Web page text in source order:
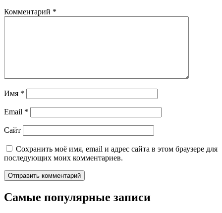
Комментарий *
Имя *
Email *
Сайт
Сохранить моё имя, email и адрес сайта в этом браузере для
последующих моих комментариев.
Самые популярные записи